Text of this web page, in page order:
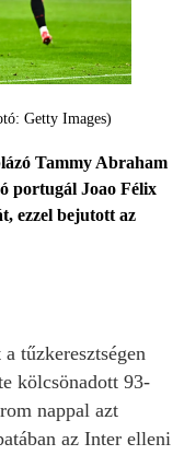
Getty Images)
Tammy Abraham
portugál Joao Félix
ezzel bejutott az
tűzkeresztségen
kölcsönadott 93-
nappal azt
az Inter elleni